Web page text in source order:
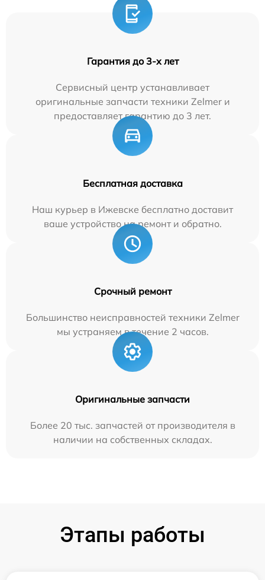
Гарантия до 3-х лет
Сервисный центр устанавливает
оригинальные запчасти техники Zelmer и
предоставляет гарантию до 3 лет.
Бесплатная доставка
Наш курьер в Ижевске бесплатно доставит
ваше устройство на ремонт и обратно.
Срочный ремонт
Большинство неисправностей техники Zelmer
мы устраняем в течение 2 часов.
Оригинальные запчасти
Более 20 тыс. запчастей от производителя в
наличии на собственных складах.
Этапы работы